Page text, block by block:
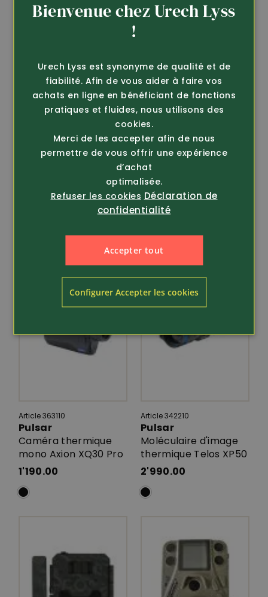
Pulsar
d'imagerie thermique
Oryx LR...
Pulsar
Caméra thermique
mono Axion XG35
Compact
1'890.00
Article 363110
Pulsar
Caméra thermique
mono Axion XQ30 Pro
1'190.00
Article 342210
Pulsar
Moléculaire d'image
thermique Telos XP50
2'990.00
GERMAN
Bienvenue chez Urech Lyss
!
Urech Lyss est synonyme de qualité et de
fiabilité. Afin de vous aider à faire vos
achats en ligne en bénéficiant de fonctions
pratiques et fluides, nous utilisons des
cookies.
Merci de les accepter afin de nous
permettre de vous offrir une expérience
d’achat
optimalisée.
Refuser les cookies Déclaration de
confidentialité
Accepter tout
Configurer Accepter les cookies